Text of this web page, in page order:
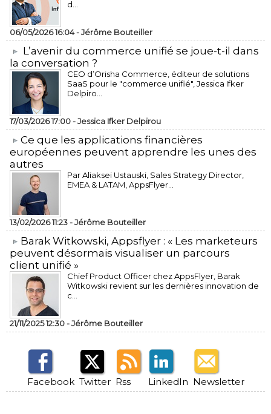
d...
06/05/2026 16:04 -Jérôme Bouteiller
L’avenir du commerce unifié se joue-t-il dans
la conversation ?
CEO d’Orisha Commerce, éditeur de solutions
SaaS pour le "commerce unifié", Jessica Ifker
Delpiro...
17/03/2026 17:00 -Jessica Ifker Delpirou
​Ce que les applications financières
européennes peuvent apprendre les unes des
autres
Par Aliaksei Ustauski, Sales Strategy Director,
EMEA & LATAM, AppsFlyer...
13/02/2026 11:23 -Jérôme Bouteiller
​Barak Witkowski, Appsflyer : « Les marketeurs
peuvent désormais visualiser un parcours
client unifié »
Chief Product Officer chez AppsFlyer, ​Barak
Witkowski revient sur les dernières innovation de
c...
21/11/2025 12:30 -Jérôme Bouteiller
Facebook Twitter Rss LinkedIn Newsletter